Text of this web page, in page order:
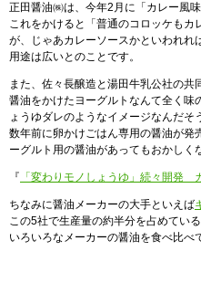
正田醤油㈱は、今年2月に「カレー風味
これをかけると「普通のコロッケも
が、じゃあカレーソースかといわれれ
用途は広いとのことです。
また、佐々長醸造と湯田牛乳公社の共
醤油をかけたヨーグルトなんて全く味
ょうゆダレのようなイメージなんだそ
数年前に卵かけごはん専用の醤油が発
ーグルト用の醤油があってもおかしく
『 「変わりモノしょうゆ」続々開発
ちなみに醤油メーカーの大手といえば
この5社で生産量の約半分を占めている
いろいろなメーカーの醤油を食べ比べ